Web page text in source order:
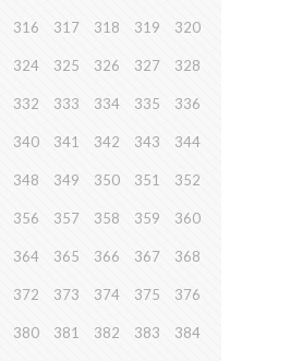
316 317 318 319 320
324 325 326 327 328
332 333 334 335 336
340 341 342 343 344
348 349 350 351 352
356 357 358 359 360
364 365 366 367 368
372 373 374 375 376
380 381 382 383 384